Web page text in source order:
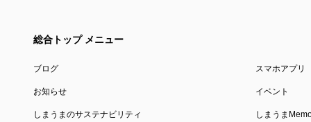
総合トップ メニュー
ブログ スマホアプリ
お知らせ イベント
しまうまのサステナビリティ しまうま